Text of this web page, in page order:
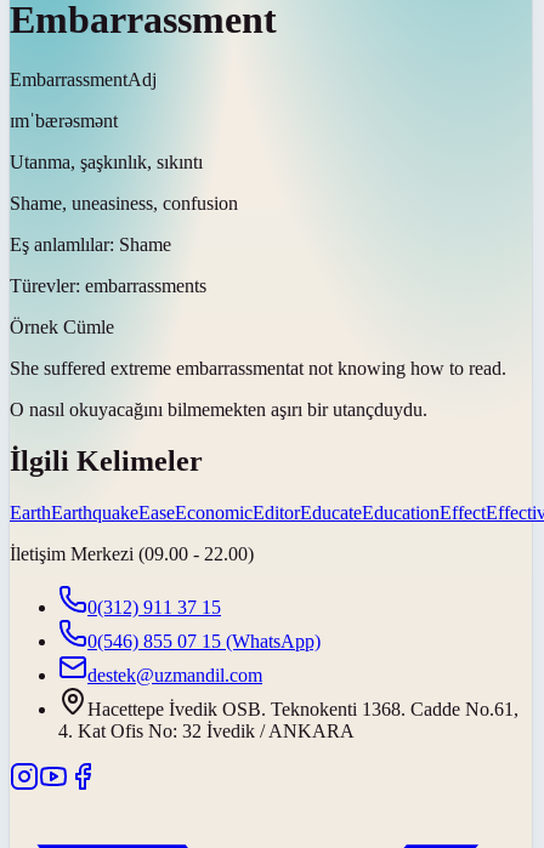
Embarrassment
EmbarrassmentAdj
ɪmˈbærəsmənt
Utanma, şaşkınlık, sıkıntı
Shame, uneasiness, confusion
Eş anlamlılar: Shame
Türevler: embarrassments
Örnek Cümle
She suffered extreme embarrassmentat not knowing how to read.
O nasıl okuyacağını bilmemekten aşırı bir utançduydu.
İlgili Kelimeler
EarthEarthquakeEaseEconomicEditorEducateEducationEffect
İletişim Merkezi (09.00 - 22.00)
0(312) 911 37 15
0(546) 855 07 15 (WhatsApp)
destek@uzmandil.com
Hacettepe İvedik OSB. Teknokenti 1368. Cadde No.61,
4. Kat Ofis No: 32 İvedik / ANKARA